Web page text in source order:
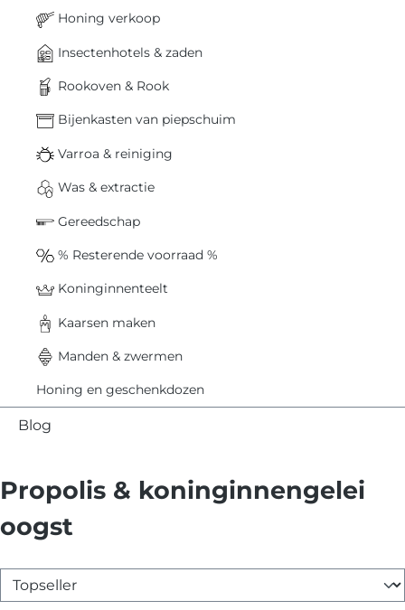
Honing verkoop
Insectenhotels & zaden
Rookoven & Rook
Bijenkasten van piepschuim
Varroa & reiniging
Was & extractie
Gereedschap
% Resterende voorraad %
Koninginnenteelt
Kaarsen maken
Manden & zwermen
Honing en geschenkdozen
Blog
Propolis & koninginnengelei
oogst